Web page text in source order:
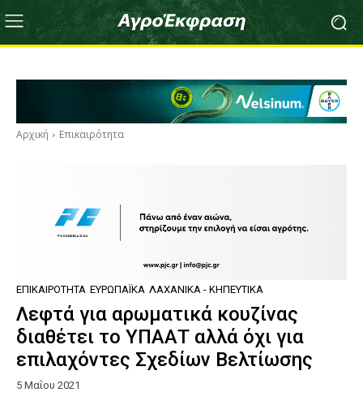
Αρχική Επικαιρότητα
ΕΠΙΚΑΙΡΌΤΗΤΑ ΕΥΡΩΠΑΪΚΆ ΛΑΧΑΝΙΚΆ - ΚΗΠΕΥΤΙΚΆ
Λεφτά για αρωματικά κουζίνας
διαθέτει το ΥΠΑΑΤ αλλά όχι για
επιλαχόντες Σχεδίων Βελτίωσης
5 Μαΐου 2021